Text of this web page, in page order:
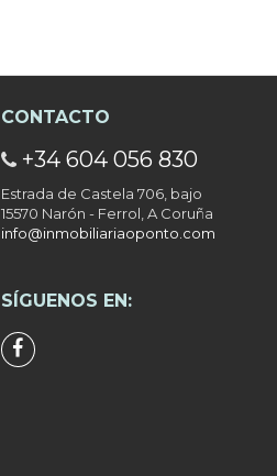
CONTACTO
+34 604 056 830
Estrada de Castela 706, bajo
15570 Narón - Ferrol, A Coruña
info@inmobiliariaoponto.com
SÍGUENOS EN: